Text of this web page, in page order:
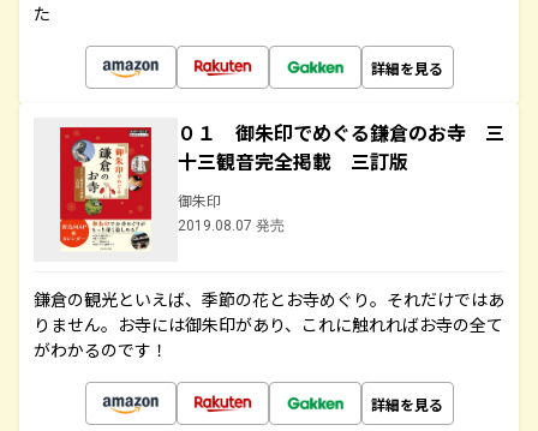
た
詳細を見る
０１ 御朱印でめぐる鎌倉のお寺 三
十三観音完全掲載 三訂版
御朱印
2019.08.07 発売
鎌倉の観光といえば、季節の花とお寺めぐり。それだけではあ
りません。お寺には御朱印があり、これに触れればお寺の全て
がわかるのです！
詳細を見る